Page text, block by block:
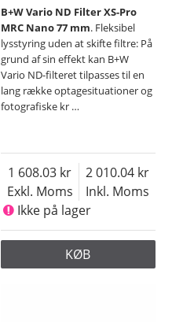
B+W Vario ND Filter XS-Pro
MRC Nano 77 mm. Fleksibel
lysstyring uden at skifte filtre: På
grund af sin effekt kan B+W
Vario ND-filteret tilpasses til en
lang række optagesituationer og
fotografiske kr …
Exkl. Moms
1 608.03
Inkl. Moms
2 010.04
Ikke på lager
KØB